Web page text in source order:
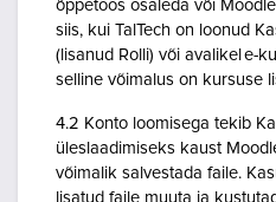
õppetöös osaleda või
siis, kui TalTech on loonud
(lisanud Rolli) või avalikel e-
selline võimalus on kursuse
4.2 Konto loomisega tekib
üleslaadimiseks kaust
võimalik salvestada faile.
lisatud faile muuta ja